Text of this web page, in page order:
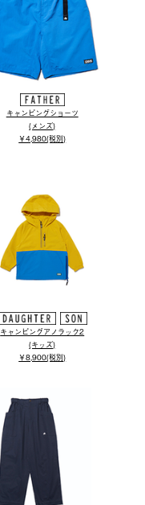
キャンピングショーツ
(メンズ)
￥4,980(税別)
キャンピングアノラック2
(キッズ)
￥8,900(税別)